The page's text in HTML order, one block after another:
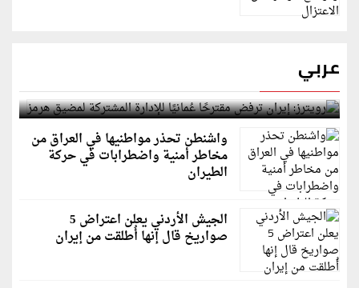
عربي
رويترز: إيران ترفض مقترحًا عُمانيًا للإدارة المشتركة
لمضيق هرمز
واشنطن تحذر مواطنيها في العراق من
مخاطر أمنية واضطرابات في حركة
الطيران
الجيش الأردني يعلن اعتراض 5
صواريخ قال إنها أُطلقت من إيران